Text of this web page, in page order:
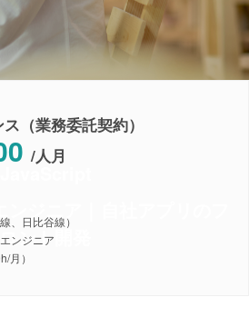
JavaScript
ジニア｜自社アプリのフ
ロント開発
（業務委託契約）
/人月
、日比谷線）
ンジニア
月）